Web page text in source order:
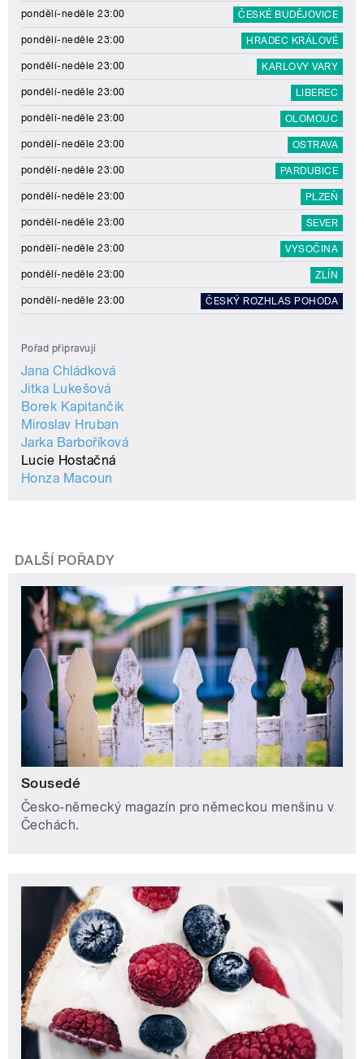
pondělí-neděle 23:00 ČESKÉ BUDĚJOVICE
pondělí-neděle 23:00 HRADEC KRÁLOVÉ
pondělí-neděle 23:00 KARLOVY VARY
pondělí-neděle 23:00 LIBEREC
pondělí-neděle 23:00 OLOMOUC
pondělí-neděle 23:00 OSTRAVA
pondělí-neděle 23:00 PARDUBICE
pondělí-neděle 23:00 PLZEŇ
pondělí-neděle 23:00 SEVER
pondělí-neděle 23:00 VYSOČINA
pondělí-neděle 23:00 ZLÍN
pondělí-neděle 23:00 ČESKÝ ROZHLAS POHODA
Pořad připravují
Jana Chládková
Jitka Lukešová
Borek Kapitančik
Miroslav Hruban
Jarka Barboříková
Lucie Hostačná
Honza Macoun
DALŠÍ POŘADY
Sousedé
Česko-německý magazín pro německou menšinu v
Čechách.